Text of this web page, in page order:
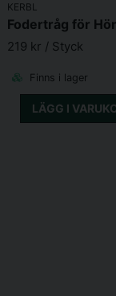
KERBL
219 kr / Styck
Finns i lager
LÄGG I